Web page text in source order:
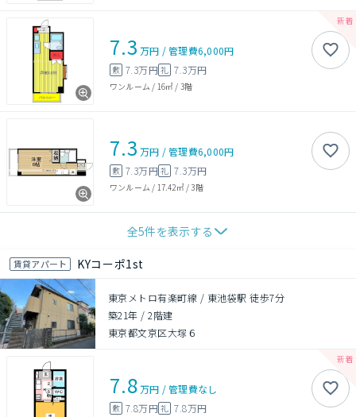
7.3 万円 /管理費6,000円
敷 7.3万円礼 7.3万円
ワンルーム / 16㎡ / 3階
7.3 万円 /管理費6,000円
敷 7.3万円礼 7.3万円
ワンルーム / 17.42㎡/3階
全5件を表示する
賃貸アパート KYコーポ1st
東京メトロ有楽町線 / 東池袋駅 徒歩7分
築21年 /2階建
東京都文京区大塚６
7.8万円 /管理費なし
敷 7.8万円礼 7.8万円